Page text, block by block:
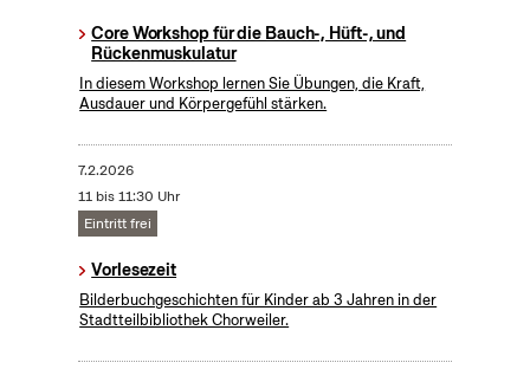
Core Workshop für die Bauch-, Hüft-, und
Rückenmuskulatur
In diesem Workshop lernen Sie Übungen, die Kraft,
Ausdauer und Körpergefühl stärken.
7.2.2026
11 bis 11:30 Uhr
Eintritt frei
Vorlesezeit
Bilderbuchgeschichten für Kinder ab 3 Jahren in der
Stadtteilbibliothek Chorweiler.